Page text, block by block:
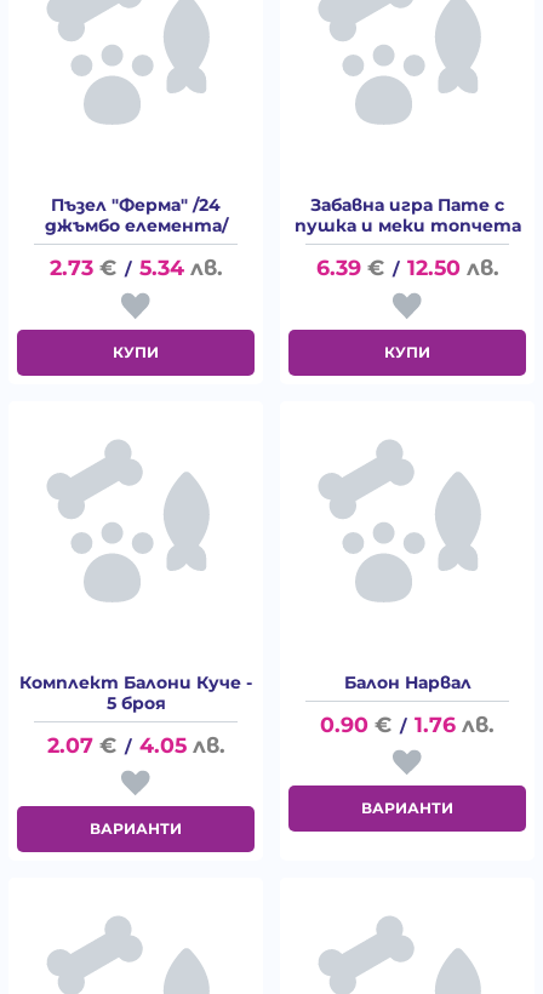
Пъзел "Ферма" /24
джъмбо елемента/
2.73 € / 5.34 лв.
КУПИ
Забавна игра Пате с
пушка и меки топчета
6.39 € / 12.50 лв.
КУПИ
Комплект Балони Куче -
5 броя
2.07 € / 4.05 лв.
ВАРИАНТИ
Балон Нарвал
0.90 € / 1.76 лв.
ВАРИАНТИ